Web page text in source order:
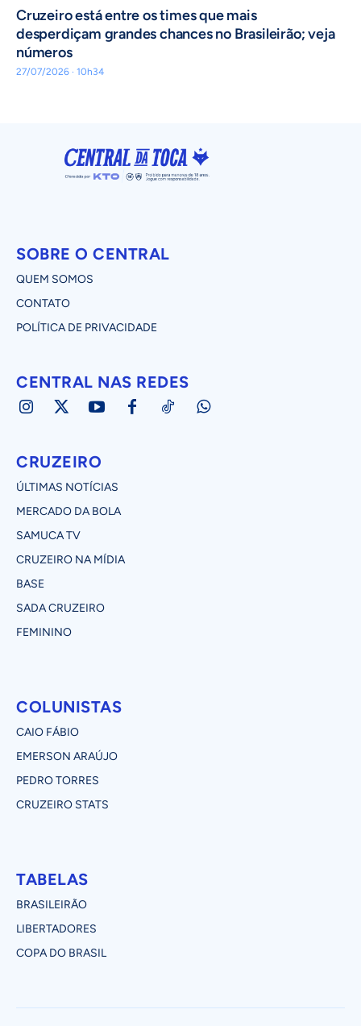
Cruzeiro está entre os times que mais
desperdiçam grandes chances no Brasileirão; veja
números
27/07/2026 · 10h34
SOBRE O CENTRAL
QUEM SOMOS
CONTATO
POLÍTICA DE PRIVACIDADE
CENTRAL NAS REDES
CRUZEIRO
ÚLTIMAS NOTÍCIAS
MERCADO DA BOLA
SAMUCA TV
CRUZEIRO NA MÍDIA
BASE
SADA CRUZEIRO
FEMININO
COLUNISTAS
CAIO FÁBIO
EMERSON ARAÚJO
PEDRO TORRES
CRUZEIRO STATS
TABELAS
BRASILEIRÃO
LIBERTADORES
COPA DO BRASIL